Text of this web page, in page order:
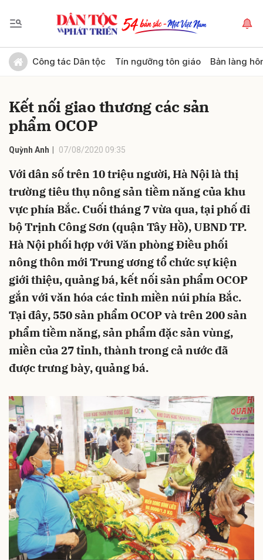
Công tác Dân tộc Tín ngưỡng tôn giáo Bản làng
Kết nối giao thương các sản
phẩm OCOP
Quỳnh Anh 07/08/2020 09:35
Với dân số trên 10 triệu người, Hà Nội là thị
trường tiêu thụ nông sản tiềm năng của khu
vực phía Bắc. Cuối tháng 7 vừa qua, tại phố đi
bộ Trịnh Công Sơn (quận Tây Hồ), UBND TP.
Hà Nội phối hợp với Văn phòng Điều phối
nông thôn mới Trung ương tổ chức sự kiện
giới thiệu, quảng bá, kết nối sản phẩm OCOP
gắn với văn hóa các tỉnh miền núi phía Bắc.
Tại đây, 550 sản phẩm OCOP và trên 200 sản
phẩm tiềm năng, sản phẩm đặc sản vùng,
miền của 27 tỉnh, thành trong cả nước đã
được trưng bày, quảng bá.
Gửi bình luận
Hủy Gửi